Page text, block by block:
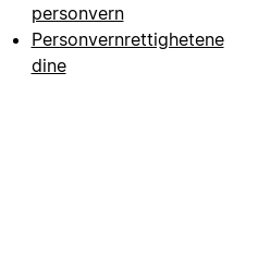
personvern
Personvernrettighetene
dine